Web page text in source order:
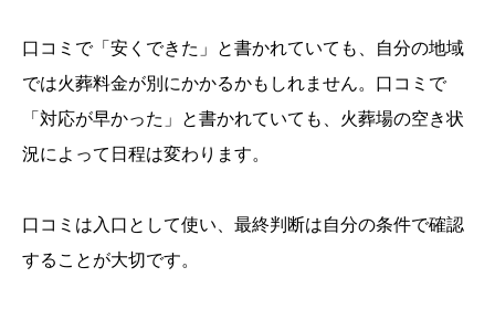
口コミで「安くできた」と書かれていても、自分の地域
では火葬料金が別にかかるかもしれません。口コミで
「対応が早かった」と書かれていても、火葬場の空き状
況によって日程は変わります。
口コミは入口として使い、最終判断は自分の条件で確認
することが大切です。